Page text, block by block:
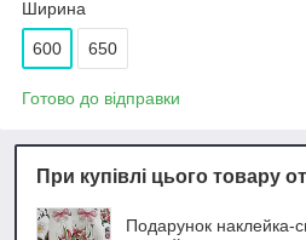
Ширина
600 650
Готово до відправки
При купівлі цього товару
Подарунок